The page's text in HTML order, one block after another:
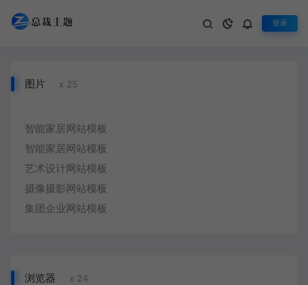
登录
图片 x 25
智能家居网站模板
智能家居网站模板
艺术设计网站模板
摄像摄影网站模板
集团企业网站模板
浏览器 x 24